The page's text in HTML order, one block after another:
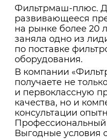
Фильтрмаш-плюс.
развивающееся
на рынке более 20
заняла одно из
по поставке
оборудования.
В компании
получаете не
и первоклассную
качества, но и
консультации
Выгодные условия